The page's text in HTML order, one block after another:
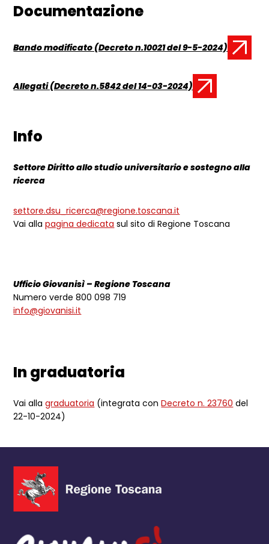
Documentazione
Documento:
Bando modificato (Decreto n.10021 del 9-5-2024)
Documento:
Allegati (Decreto n.5842 del 14-03-2024)
Info
Settore Diritto allo studio universitario e sostegno alla
ricerca
settore.dsu_ricerca@regione.toscana.it
Vai allapagina dedicata sul sito di Regione Toscana
Ufficio Giovanisì – Regione Toscana
Numero verde 800 098 719
info@giovanisi.it
In graduatoria
Vai allagraduatoria (integrata conDecreto n. 23760 del
22-10-2024)